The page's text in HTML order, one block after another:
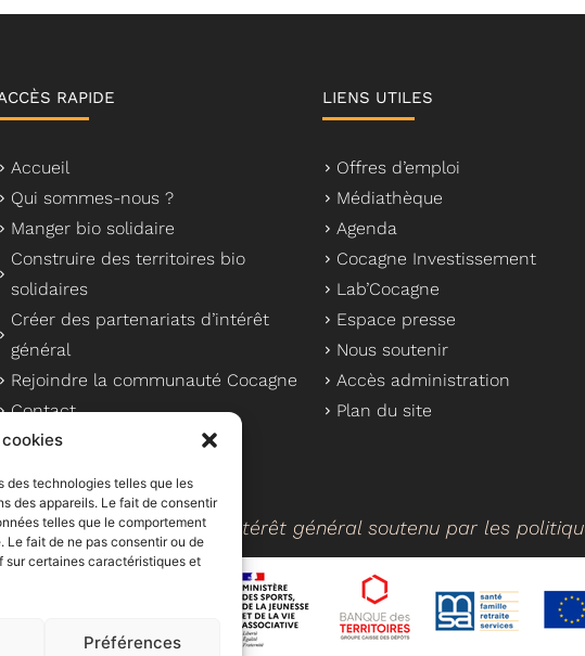
des technologies telles que les
des appareils. Le fait de consentir
telles que le comportement
fait de ne pas consentir ou de
sur certaines caractéristiques et
Préférences
RAPIDE
Accueil
Qui sommes-nous ?
Manger bio solidaire
Construire des territoires bio
solidaires
Créer des partenariats d’intérêt
général
Rejoindre la communauté Cocagne
Contact
LIENS UTILES
Offres d’emploi
Médiathèque
Agenda
Cocagne Investissement
Lab’Cocagne
Espace presse
Nous soutenir
Accès administration
Plan du site
Cocagne, un acteur d’intérêt général soutenu par les